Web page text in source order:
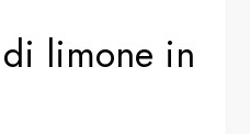
limone in